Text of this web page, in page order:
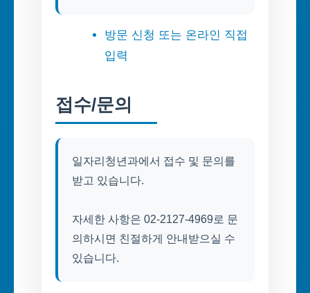
방문 신청 또는 온라인 직접
입력
접수/문의
일자리청년과에서 접수 및 문의를
받고 있습니다.
자세한 사항은 02-2127-4969로 문
의하시면 친절하게 안내받으실 수
있습니다.